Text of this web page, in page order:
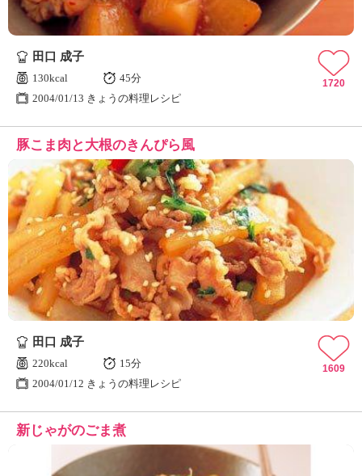
田口 成子
130kcal
45分
2004/01/13 きょうの料理レシピ
1720
豚こま肉と大根のきんぴら風
田口 成子
220kcal
15分
2004/01/12 きょうの料理レシピ
1609
新じゃがのごま煮